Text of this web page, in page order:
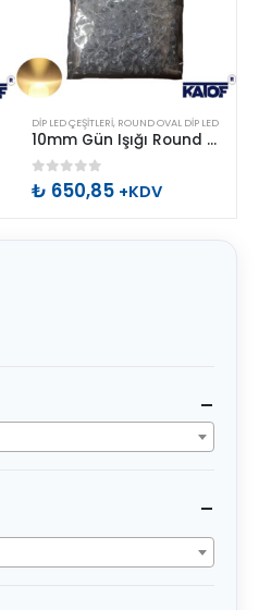
DIP LED ÇEŞITLERI, ROUND OVAL DIP LED
10mm Gün Işığı Round Dip Led 16000-18000mcd 250 Adet
0 out of 5
₺ 650,85 +KDV